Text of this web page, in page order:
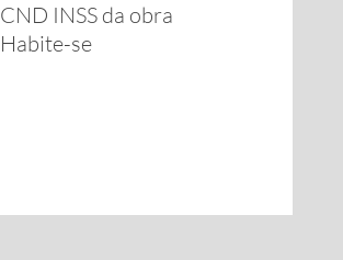
CND INSS da obra
Habite-se